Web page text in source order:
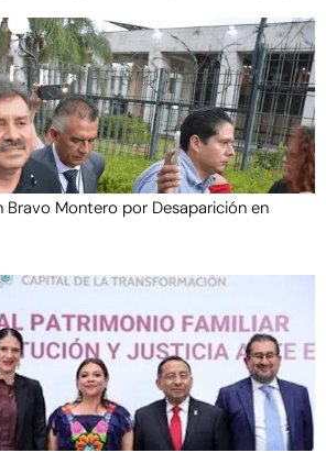
Bravo Montero por Desaparición en